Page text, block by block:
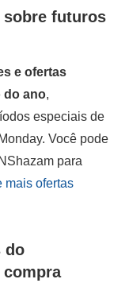
sobre futuros
e ofertas
do ano,
especiais de
Você pode
para
mais ofertas
do
compra